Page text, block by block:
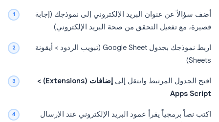
أضف سؤالاً عن عنوان البريد الإلكتروني إلى نموذجك (إجابة
قصيرة، مع تفعيل التحقق من صحة البريد الإلكتروني)
اربط نموذجك بجدول Google Sheet (تبويب الردود > أيقونة
Sheets)
افتح الجدول المرتبط وانتقل إلى
إضافات (Extensions) >
Apps Script
اكتب نصاً برمجياً يقرأ عمود البريد الإلكتروني عند الإرسال